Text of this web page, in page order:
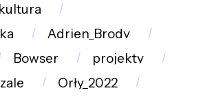
kultura
Adrien_Brody
Bowser
projekty
zale
Orły_2022